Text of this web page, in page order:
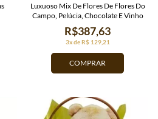
COMPRAR
3x de R$ 129,21
R$387,63
Luxuoso Mix De Flores De Flores Do
Campo, Pelúcia, Chocolate E Vinho